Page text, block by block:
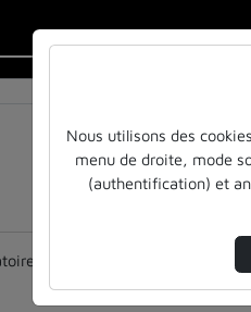
Nous utilisons des
menu de droite, mode
(authentification) et